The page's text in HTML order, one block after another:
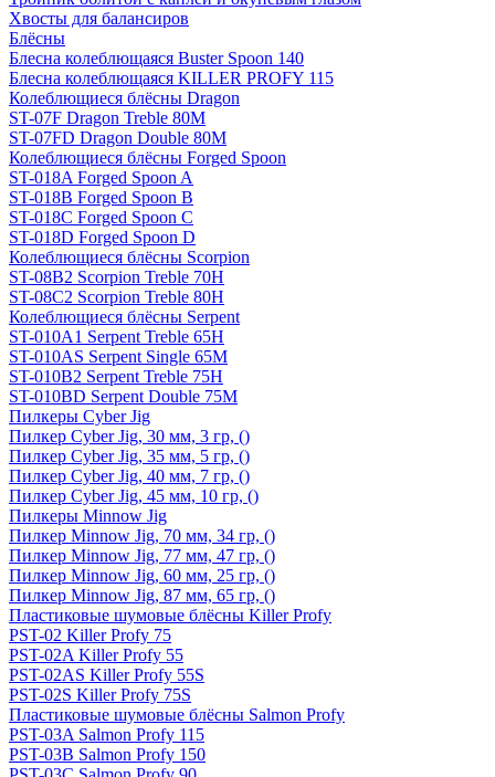
Хвосты для балансиров
Блёсны
Блесна колеблющаяся Buster Spoon 140
Блесна колеблющаяся KILLER PROFY 115
Колеблющиеся блёсны Dragon
ST-07F Dragon Treble 80M
ST-07FD Dragon Double 80M
Колеблющиеся блёсны Forged Spoon
ST-018A Forged Spoon A
ST-018B Forged Spoon B
ST-018C Forged Spoon C
ST-018D Forged Spoon D
Колеблющиеся блёсны Scorpion
ST-08B2 Scorpion Treble 70H
ST-08C2 Scorpion Treble 80H
Колеблющиеся блёсны Serpent
ST-010A1 Serpent Treble 65H
ST-010AS Serpent Single 65M
ST-010B2 Serpent Treble 75H
ST-010BD Serpent Double 75M
Пилкеры Cyber Jig
Пилкер Cyber Jig, 30 мм, 3 гр, ()
Пилкер Cyber Jig, 35 мм, 5 гр, ()
Пилкер Cyber Jig, 40 мм, 7 гр, ()
Пилкер Cyber Jig, 45 мм, 10 гр, ()
Пилкеры Minnow Jig
Пилкер Minnow Jig, 70 мм, 34 гр, ()
Пилкер Minnow Jig, 77 мм, 47 гр, ()
Пилкер Minnow Jig, 60 мм, 25 гр, ()
Пилкер Minnow Jig, 87 мм, 65 гр, ()
Пластиковые шумовые блёсны Killer Profy
PST-02 Killer Profy 75
PST-02A Killer Profy 55
PST-02AS Killer Profy 55S
PST-02S Killer Profy 75S
Пластиковые шумовые блёсны Salmon Profy
PST-03A Salmon Profy 115
PST-03B Salmon Profy 150